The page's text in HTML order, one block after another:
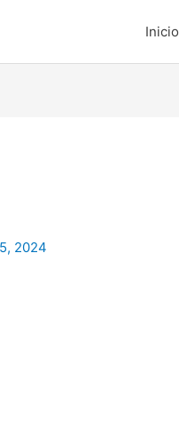
Inicio
2024